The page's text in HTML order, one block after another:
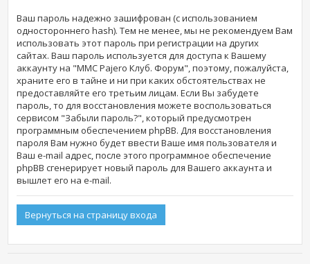
Ваш пароль надежно зашифрован (с использованием
одностороннего hash). Тем не менее, мы не рекомендуем Вам
использовать этот пароль при регистрации на других
сайтах. Ваш пароль используется для доступа к Вашему
аккаунту на "MMC Pajero Клуб. Форум", поэтому, пожалуйста,
храните его в тайне и ни при каких обстоятельствах не
предоставляйте его третьим лицам. Если Вы забудете
пароль, то для восстановления можете воспользоваться
сервисом "Забыли пароль?", который предусмотрен
программным обеспечением phpBB. Для восстановления
пароля Вам нужно будет ввести Ваше имя пользователя и
Ваш e-mail адрес, после этого программное обеспечение
phpBB сгенерирует новый пароль для Вашего аккаунта и
вышлет его на e-mail.
Вернуться на страницу входа